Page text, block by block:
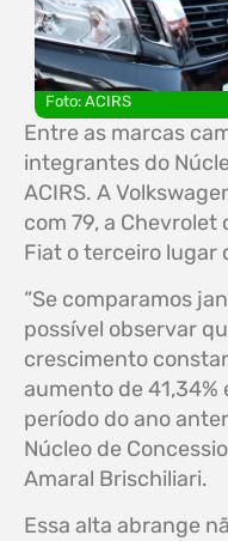
Foto: ACIRS
Entre as marcas
integrantes do
ACIRS. A
com 79, a Chevrolet
Fiat o terceiro lugar
“Se comparamos
possível observar
crescimento
aumento de 41,34%
período do ano
Núcleo de
Amaral Brischiliari.
Essa alta abrange